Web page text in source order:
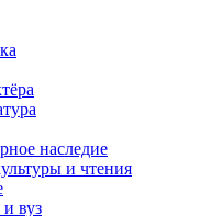
наследие
и чтения
вуз